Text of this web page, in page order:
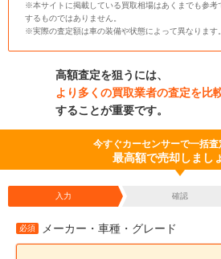
※本サイトに掲載している買取相場はあくまでも参考
するものではありません。
※実際の査定額は車の装備や状態によって異なります。
高額査定を狙うには、
より多くの買取業者の査定を比
することが重要です。
今すぐカーセンサーで一括査
最高額で売却しまし
入力 確認
必須 メーカー・車種・グレード